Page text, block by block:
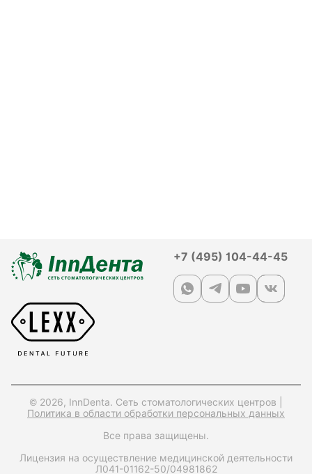
+7 (495) 104-44-45
© 2026, InnDenta. Сеть стоматологических центров |
Политика в области обработки персональных данных
Все права защищены.
Лицензия на осуществление медицинской деятельности
Л041-01162-50/04981862